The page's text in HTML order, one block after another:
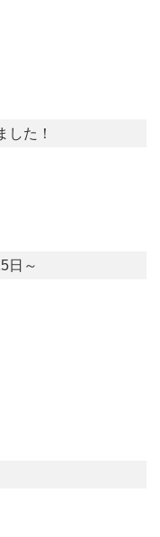
した！
日～